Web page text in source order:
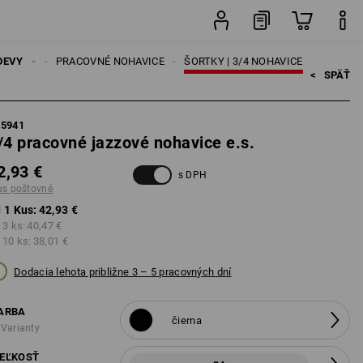
ŠORTKY | 3/4 NOHAVICE
PRACOVNÉ NOHAVICE
< SPÄŤ
pracovné jazzové nohavice e.s.
€
poštovné
s DPH
1 Kus: 42,93 €
3 ks: 40,47 €
10 ks: 38,01 €
Dodacia lehota približne 3 – 5 pracovných dní
čierna